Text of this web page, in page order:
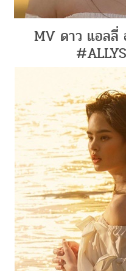
MV ดาว แอลลี่